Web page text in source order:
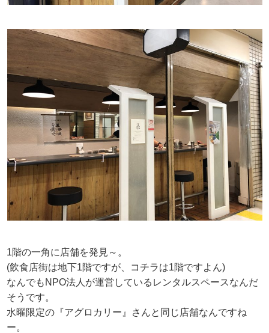
1階の一角に店舗を発見～。
(飲食店街は地下1階ですが、コチラは1階ですよん)
なんでもNPO法人が運営しているレンタルスペースなんだ
そうです。
水曜限定の『アグロカリー』さんと同じ店舗なんですね
ー。